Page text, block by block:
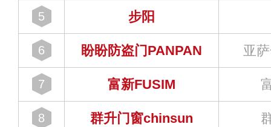
5 步阳
6 盼盼防盗门PANPAN 亚
7 富新FUSIM
8 群升门窗chinsun